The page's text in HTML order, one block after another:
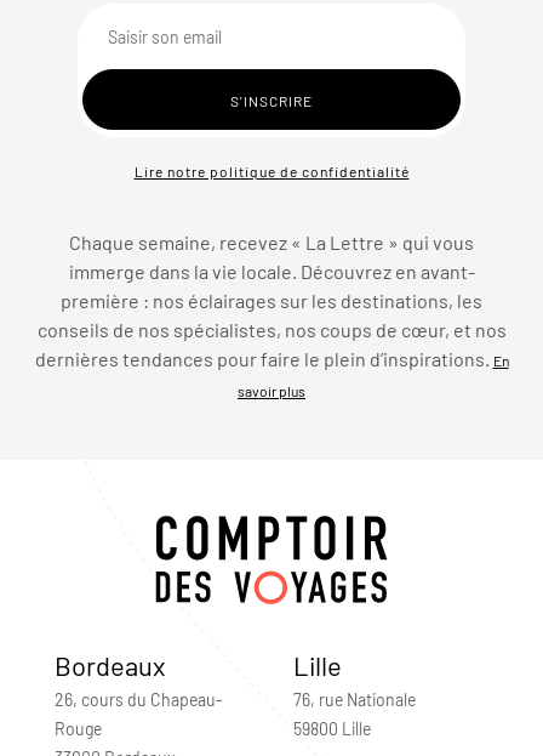
Lire notre politique de confidentialité
Chaque semaine, recevez « La Lettre » qui vous
immerge dans la vie locale. Découvrez en avant-
première : nos éclairages sur les destinations, les
conseils de nos spécialistes, nos coups de cœur, et nos
dernières tendances pour faire le plein d’inspirations.
En
savoir plus
Bordeaux
26, cours du Chapeau-
Rouge
Lille
76, rue Nationale
59800 Lille